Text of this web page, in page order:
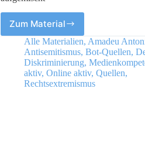
Zum MaterialEntschwörungsquartett
–
Alte
und
neue
Mythen
Alle Materialien, Amadeu
Antisemitismus,Bot-Quellen,
Diskriminierung,
aktiv,Online aktiv,Quellen,
Rechtsextremismus